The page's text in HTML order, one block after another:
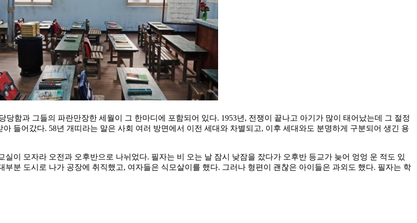
함과 그들의 파란만장한 세월이 그 한마디에 포함되어 있다. 1953년, 전쟁이 끝나고 아기가 많이 태어났는데 그 절정
들어갔다. 58년 개띠라는 말은 사회 여러 방면에서 이전 세대와 차별되고, 이후 세대와도 분명하게 구분되어 생긴 용
이 모자라 오전과 오후반으로 나뉘었다. 필자는 비 오는 날 잠시 낮잠을 잤다가 오후반 등교가 늦어 엉엉 운 적도 있
분 도시로 나가 공장에 취직했고, 여자들은 식모살이를 했다. 그러나 형편이 괜찮은 아이들은 과외도 했다. 필자는 학